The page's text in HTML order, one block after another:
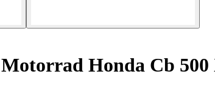
Honda Cb 500